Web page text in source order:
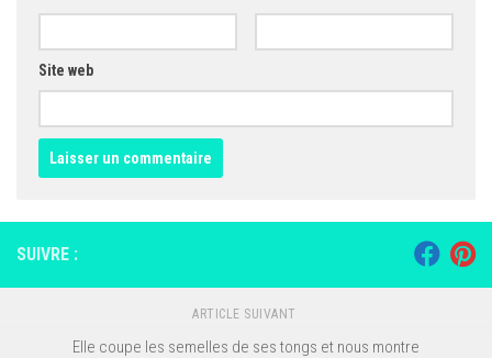
Site web
SUIVRE :
ARTICLE SUIVANT
Elle coupe les semelles de ses tongs et nous montre